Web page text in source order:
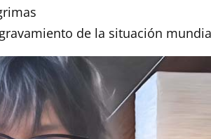
de la situación